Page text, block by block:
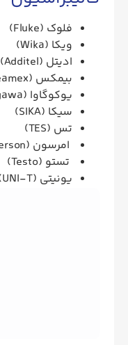
فلوک (Fluke)
ویکا (Wika)
ادیتل (Additel)
بیمکس (Beamex)
یوکوگاوا (Yokogawa)
سیکا (SIKA)
تس (TES)
امرسون (Emerson)
تستو (Testo)
یونیتی (UNI-T)